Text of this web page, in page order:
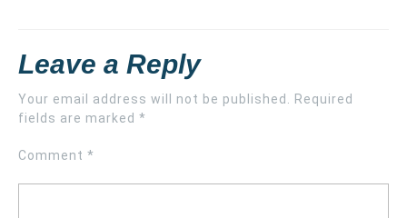
Leave a Reply
Your email address will not be published. Required
fields are marked *
Comment *